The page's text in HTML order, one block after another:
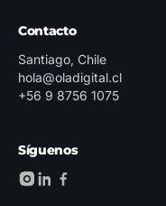
Contacto
Santiago, Chile
hola@oladigital.cl
+56 9 8756 1075
Síguenos